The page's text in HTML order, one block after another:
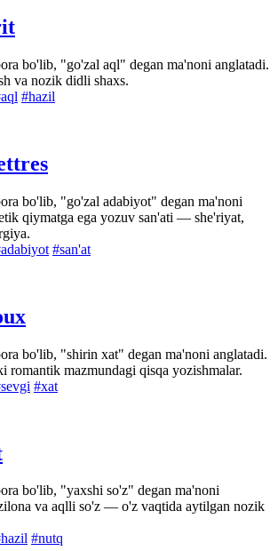
bo'lib, "go'zal aql" degan ma'noni anglatadi.
va nozik didli shaxs.
#hazil
bo'lib, "go'zal adabiyot" degan ma'noni
qiymatga ega yozuv san'ati — she'riyat,
#san'at
bo'lib, "shirin xat" degan ma'noni anglatadi.
romantik mazmundagi qisqa yozishmalar.
#xat
bo'lib, "yaxshi so'z" degan ma'noni
va aqlli so'z — o'z vaqtida aytilgan nozik
#nutq